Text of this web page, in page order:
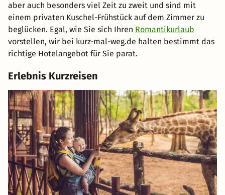
aber auch besonders viel Zeit zu zweit und sind mit
einem privaten Kuschel-Frühstück auf dem Zimmer zu
beglücken. Egal, wie Sie sich Ihren Romantikurlaub
vorstellen, wir bei kurz-mal-weg.de halten bestimmt das
richtige Hotelangebot für Sie parat.
Erlebnis Kurzreisen